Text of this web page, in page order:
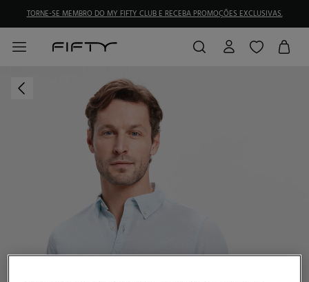
TORNE-SE MEMBRO DO MY FIFTY CLUB E RECEBA PROMOÇÕES EXCLUSIVAS.